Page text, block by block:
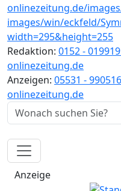
Redaktion: 0152 -
onlinezeitung.de
Anzeigen: 05531 -
onlinezeitung.de
Anzeige